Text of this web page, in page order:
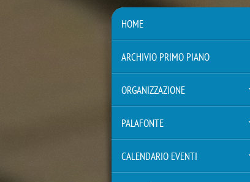
HOME
ARCHIVIO PRIMO PIANO
ORGANIZZAZIONE
PALAFONTE
CALENDARIO EVENTI